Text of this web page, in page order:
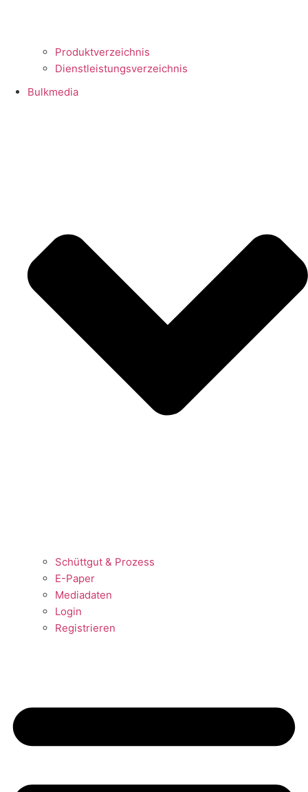
Produktverzeichnis
Dienstleistungsverzeichnis
Bulkmedia
Schüttgut & Prozess
E-Paper
Mediadaten
Login
Registrieren